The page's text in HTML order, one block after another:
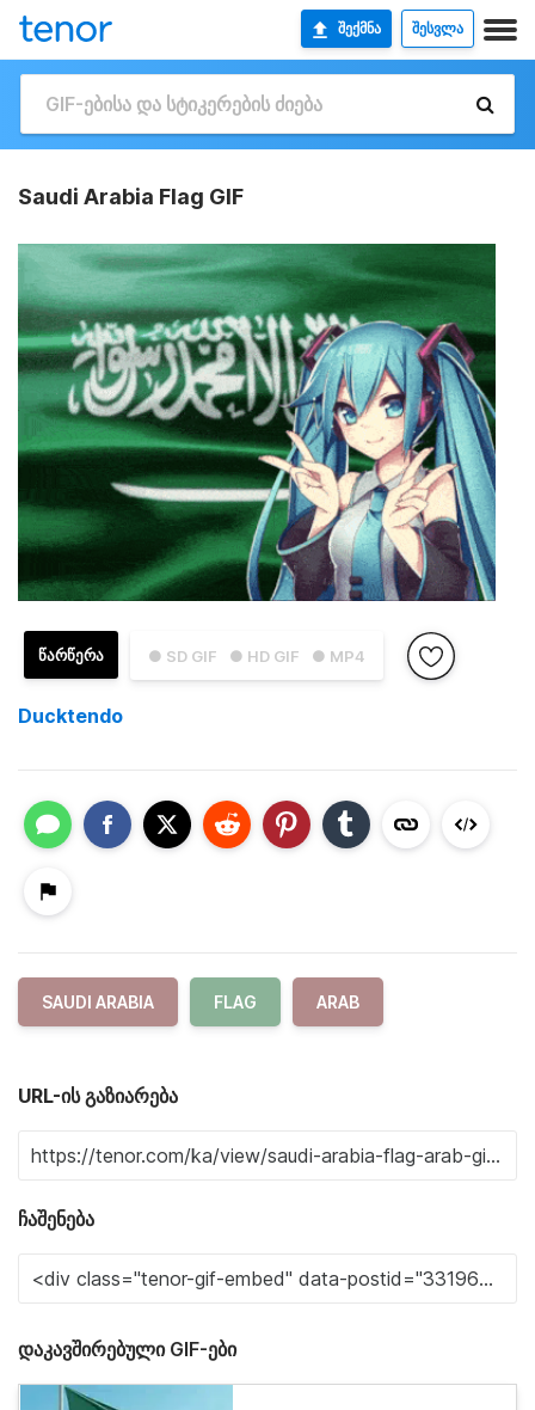
ᲨᲔᲥᲛᲜᲐ ᲨᲔᲡᲕᲚᲐ
Saudi Arabia Flag GIF
● SD GIF ● HD GIF ● MP4
ᲬᲐᲠᲬᲔᲠᲐ
Ducktendo
SAUDI ARABIA FLAG ARAB
URL-ის გაზიარება
ჩაშენება
დაკავშირებული GIF-ები